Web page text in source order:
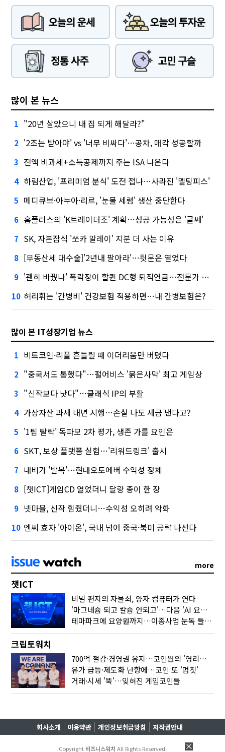
많이 본 뉴스
1 "20년 살았으니 내 집 되게 해달라?"
2 '2조는 받아야' vs '너무 비싸다'…공차, 매각 성공할까
3 전액 비과세+소득공제까지 주는 ISA 나온다
4 하림산업, '프리미엄 분식' 도전 접나…사라진 '멜팅피스'
5 메디큐브·아누아·리르, '눈물 세럼' 생산 중단한다
6 홈플러스의 'K트레이더조' 계획…성공 가능성은 '글쎄'
7 SK, 자본잠식 '쏘카 말레이' 지분 더 사는 이유
8 [부동산세 대수술]'2년내 팔아라'…뒷문은 열었다
9 '괜히 바꿨나' 폭락장이 할퀸 DC형 퇴직연금…전문가 조언은
10 허리휘는 '간병비' 건강보험 적용하면…내 간병보험은?
많이 본 IT성장기업 뉴스
1 비트코인·리플 흔들릴 때 이더리움만 버텼다
2 "중국서도 통했다"…펄어비스 '붉은사막' 최고 게임상
3 "신작보다 낫다"…클래식 IP의 부활
4 가상자산 과세 내년 시행…손실 나도 세금 낸다고?
5 '1팀 탈락' 독파모 2차 평가, 생존 가를 요인은
6 SKT, 보상 플랫폼 실험…'리워드링크' 출시
7 내비가 '발목'…현대오토에버 수익성 정체
8 [챗ICT]게임CD 열었더니 달랑 종이 한 장
9 넷마블, 신작 힘줬더니…수익성 오히려 악화
10 엔씨 효자 '아이온', 국내 넘어 중국·북미 공략 나선다
more
챗ICT
비밀 편지의 자물쇠, 양자 컴퓨터가 연다
'마그네슘 되고 칼슘 안되고'…다음 'AI 요약' 갈 길은
테마파크에 요양원까지…이종사업 눈독 들이는 게임사
크립토워치
700억 절감·경영권 유지…코인원의 '영리한 딜'
유가 급등·제도화 난항에…코인 또 '멈칫'
거래·시세 '뚝'…잊혀진 게임코인들
회사소개 이용약관 개인정보취급방침 저작권안내
Copyright 비즈니스워치 All Rights Reserved.